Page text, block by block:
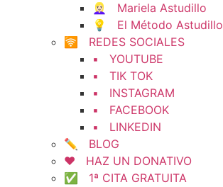
👱🏻‍♀️ Mariela Astudillo
💡 El Método Astudillo
🛜 REDES SOCIALES
▪️ YOUTUBE
▪️ TIK TOK
▪️ INSTAGRAM
▪️ FACEBOOK
▪️ LINKEDIN
✏️ BLOG
❤️ HAZ UN DONATIVO
✅ 1ª CITA GRATUITA